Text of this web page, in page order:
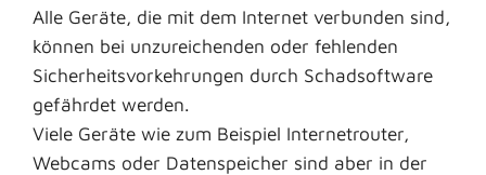
Alle Geräte, die mit dem Internet verbunden sind,
können bei unzureichenden oder fehlenden
Sicherheitsvorkehrungen durch Schadsoftware
gefährdet werden.
Viele Geräte wie zum Beispiel Internetrouter,
Webcams oder Datenspeicher sind aber in der